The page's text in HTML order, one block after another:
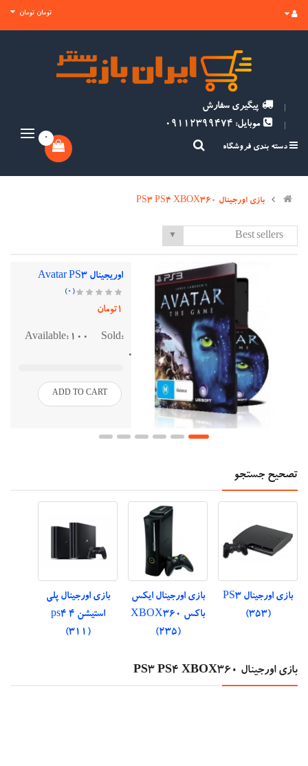
تومان تومان
پیگیری سفارش
موبایل: 09112399474
دسته بندی فروشگاه
0
بازی اورجینال PS3 PS4 XBOX360
Best sellers
▼
اوریجینال Avatar PS3
(0)
1تومان
Available: 100
Sold:
0
ADD TO CART
تصحیح جستجو
بازی اورجینال PS3
(353)
بازی اورجینال ایکس
باکس XBOX360
(235)
بازی اورجینال پلی
استیشن 4 ps4
(311)
بازی اورجینال PS3 PS4 XBOX360